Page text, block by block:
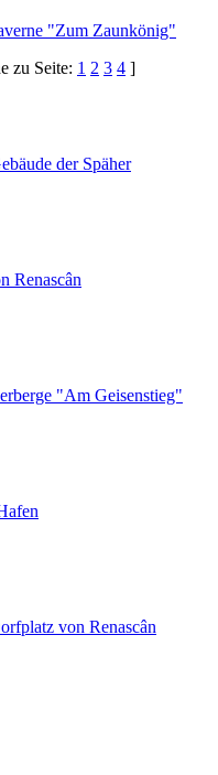
"Zum Zaunkönig"
zu Seite: 1 2 3 4 ]
der Späher
Renascân
"Am Geisenstieg"
von Renascân